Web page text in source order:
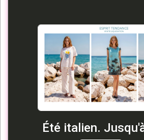
Été italien.